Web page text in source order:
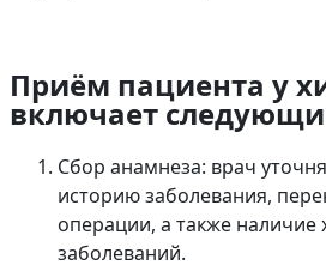
Приём пациента у
включает
Сбор анамнеза: врач
историю заболевания,
операции, а также наличие
заболеваний.